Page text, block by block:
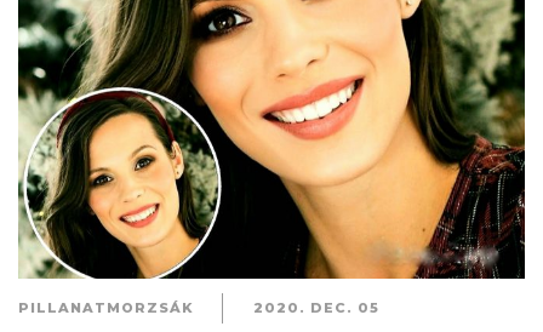
PILLANATMORZSÁK 2020. DEC. 05